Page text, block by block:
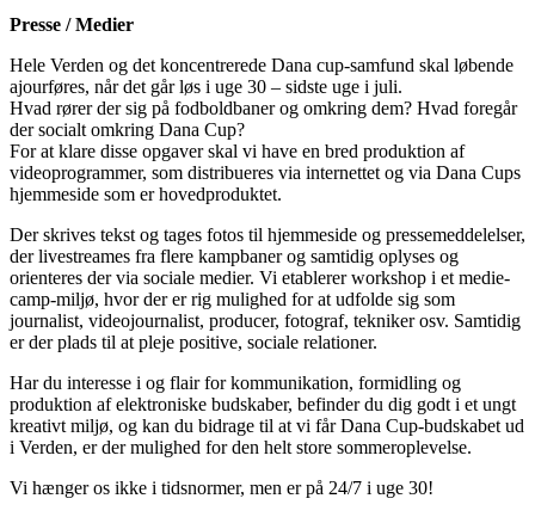
Presse / Medier
Hele Verden og det koncentrerede Dana cup-samfund skal løbende
ajourføres, når det går løs i uge 30 – sidste uge i juli.
Hvad rører der sig på fodboldbaner og omkring dem? Hvad foregår
der socialt omkring Dana Cup?
For at klare disse opgaver skal vi have en bred produktion af
videoprogrammer, som distribueres via internettet og via Dana Cups
hjemmeside som er hovedproduktet.
Der skrives tekst og tages fotos til hjemmeside og pressemeddelelser,
der livestreames fra flere kampbaner og samtidig oplyses og
orienteres der via sociale medier. Vi etablerer workshop i et medie-
camp-miljø, hvor der er rig mulighed for at udfolde sig som
journalist, videojournalist, producer, fotograf, tekniker osv. Samtidig
er der plads til at pleje positive, sociale relationer.
Har du interesse i og flair for kommunikation, formidling og
produktion af elektroniske budskaber, befinder du dig godt i et ungt
kreativt miljø, og kan du bidrage til at vi får Dana Cup-budskabet ud
i Verden, er der mulighed for den helt store sommeroplevelse.
Vi hænger os ikke i tidsnormer, men er på 24/7 i uge 30!